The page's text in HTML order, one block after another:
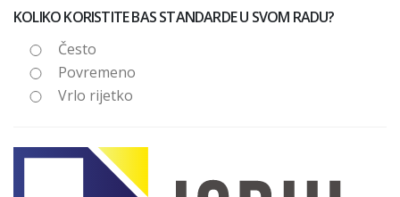
KOLIKO KORISTITE BAS STANDARDE U SVOM RADU?
Često
Povremeno
Vrlo rijetko